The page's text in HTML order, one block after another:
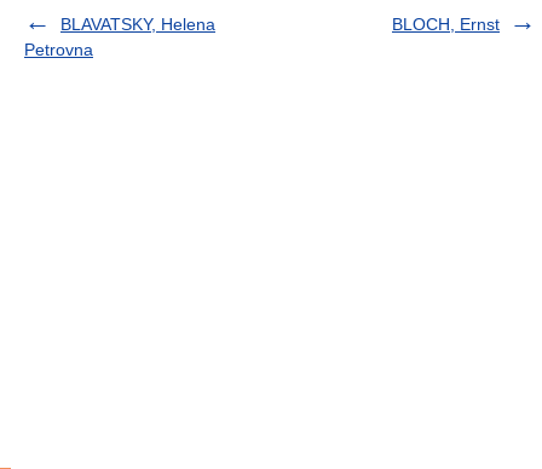
BLAVATSKY, Helena
Petrovna
BLOCH, Ernst